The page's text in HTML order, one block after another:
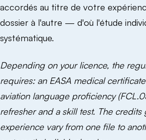
accordés au titre de votre
dossier à l'autre — d'où l'étude
systématique.
Depending on your licence, the
requires: an EASA medical
aviation language proficiency
refresher and a skill test. The credits
experience vary from one file to